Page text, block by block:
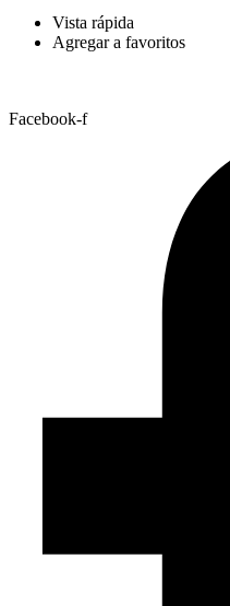
Vista rápida
Agregar a favoritos
Facebook-f